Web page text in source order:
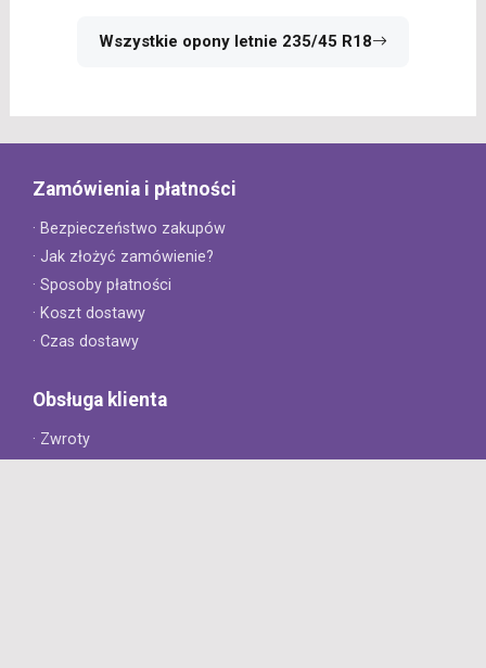
Wszystkie opony letnie 235/45 R18
Zamówienia i płatności
· Bezpieczeństwo zakupów
· Jak złożyć zamówienie?
· Sposoby płatności
· Koszt dostawy
· Czas dostawy
Obsługa klienta
· Zwroty